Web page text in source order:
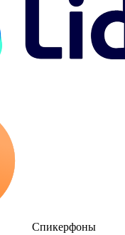
Спикерфоны